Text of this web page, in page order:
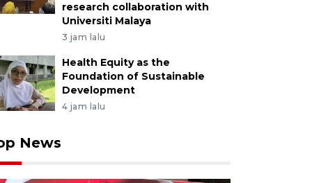
research collaboration with
Universiti Malaya
3 jam lalu
Health Equity as the
Foundation of Sustainable
Development
4 jam lalu
News